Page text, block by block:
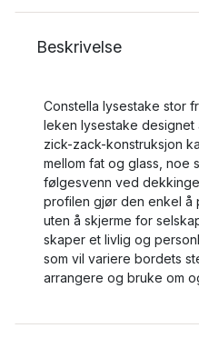
Beskrivelse
Constella lysestake stor
leken lysestake designet
zick-zack-konstruksjon
mellom fat og glass, noe
følgesvenn ved
profilen gjør den enkel å
uten å skjerme for
skaper et livlig og
som vil variere bordets
arrangere og bruke om